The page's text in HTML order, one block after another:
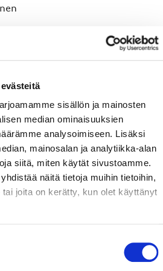
sisällön ja mainosten
median ominaisuuksien
analysoimiseen. Lisäksi
mainosalan ja analytiikka-alan
siitä, miten käytät sivustoamme.
näitä tietoja muihin tietoihin,
tai joita on kerätty, kun olet käyttänyt